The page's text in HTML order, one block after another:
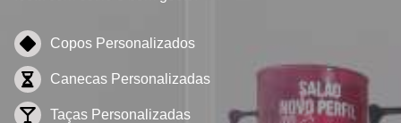
Copos Personalizados
Canecas Personalizadas
Taças Personalizadas